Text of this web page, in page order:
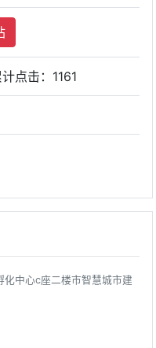
点击： 1161
中心c座二楼市智慧城市建